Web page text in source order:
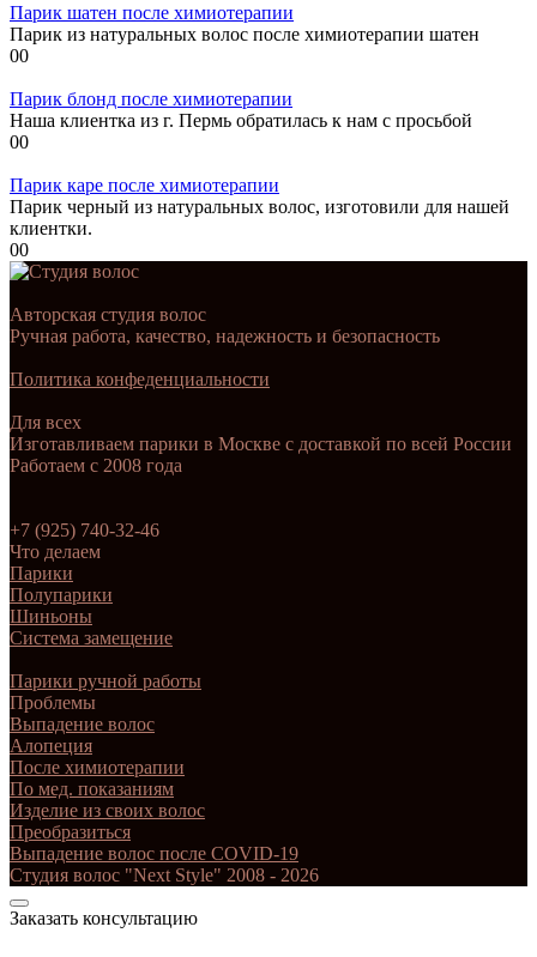
Парик шатен после химиотерапии
Парик из натуральных волос после химиотерапии шатен
00
Парик блонд после химиотерапии
Наша клиентка из г. Пермь обратилась к нам с просьбой
00
Парик каре после химиотерапии
Парик черный из натуральных волос, изготовили для нашей
клиентки.
00
Авторская студия волос
Ручная работа, качество, надежность и безопасность
Политика конфеденциальности
Для всех
Изготавливаем парики в Москве с доставкой по всей России
Работаем с 2008 года
+7 (925) 740-32-46
Что делаем
Парики
Полупарики
Шиньоны
Система замещение
Парики ручной работы
Проблемы
Выпадение волос
Алопеция
После химиотерапии
По мед. показаниям
Изделие из своих волос
Преобразиться
Выпадение волос после COVID-19
Студия волос "Next Style" 2008 - 2026
Заказать консультацию